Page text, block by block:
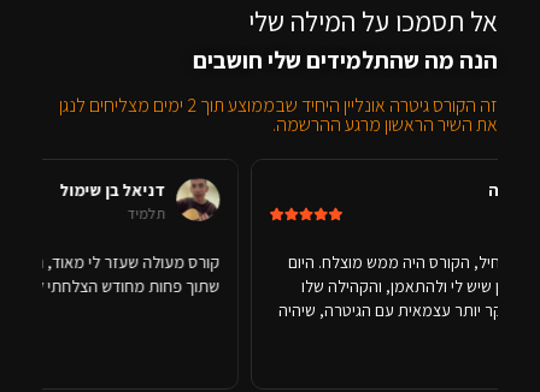
אל תסמכו על המילה שלי
הנה מה שהתלמידים שלי חושבים
זה הקורס גיטרה אונליין היחיד שבממוצע תוך 2 ימים מצליחים לנגן
את השיר הראשון מרגע ההרשמה.
מוצלח. היום
שלו
שיהיה
תלמיד
קורס מעולה שעזר לי מאוד, הביא לי ביטחון עצמי. אני יכול
שתוך פחות מחודש הצלחתי לנגן. אחלה קורס תהנו.